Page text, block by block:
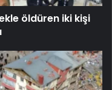
öldüren iki kişi